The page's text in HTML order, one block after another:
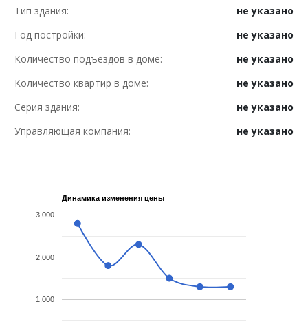
Тип здания:
не указано
Год постройки:
не указано
Количество подъездов в доме:
не указано
Количество квартир в доме:
не указано
Серия здания:
не указано
Управляющая компания:
не указано
Динамика изменения цены
1,000
2,000
3,000